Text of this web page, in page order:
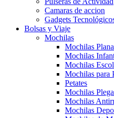
Camaras de accion
Gadgets
Bolsas y Viaje
Mochilas
Mochilas
Mochilas
Mochilas
Mochilas para
Petates
Mochilas
Mochilas
Mochilas